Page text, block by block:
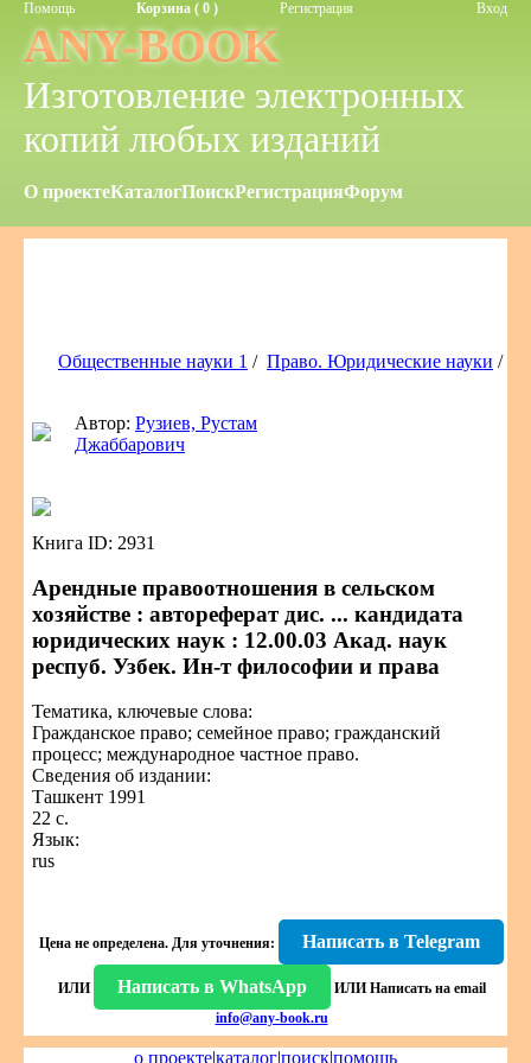
Помощь Корзина ( 0 ) Регистрация Вход
ANY-BOOK
Изготовление электронных
копий любых изданий
О проектеКаталогПоискРегистрацияФорум
Общественные науки 1 / Право. Юридические науки /
Автор:Рузиев, Рустам
Джаббарович
Книга ID: 2931
Арендные правоотношения в сельском
хозяйстве : автореферат дис. ... кандидата
юридических наук : 12.00.03 Акад. наук
респуб. Узбек. Ин-т философии и права
Тематика, ключевые слова:
Гражданское право; семейное право; гражданский
процесс; международное частное право.
Сведения об издании:
Ташкент 1991
22 с.
Язык:
rus
Цена не определена. Для уточнения: Написать в Telegram
ИЛИ Написать в WhatsApp ИЛИ Написать на email
info@any-book.ru
о проекте|каталог|поиск|помощь